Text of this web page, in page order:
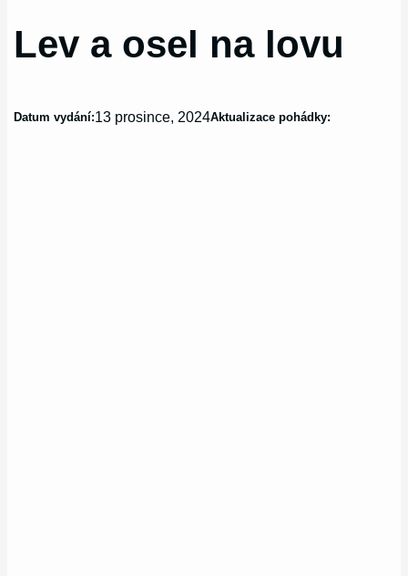
Lev a osel na lovu
Datum vydání:13 prosince, 2024Aktualizace pohádky: